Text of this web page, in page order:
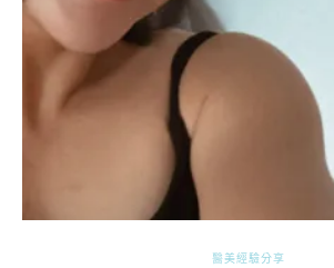
醫美經驗分享